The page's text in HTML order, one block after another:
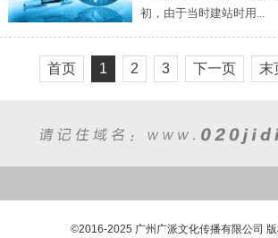
初，由于当时建站时用...
首页 1 2 3 下一页 末
©2016-2025 广州广派文化传播有限公司